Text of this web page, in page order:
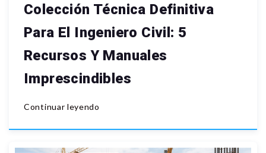
Colección Técnica Definitiva
Para El Ingeniero Civil: 5
Recursos Y Manuales
Imprescindibles
Continuar leyendo